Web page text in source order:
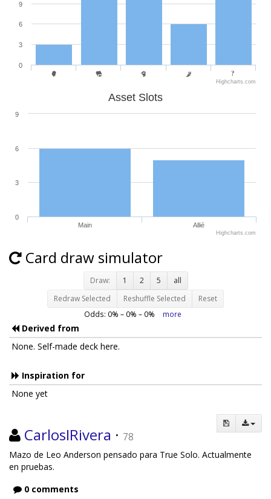
0
3
6
9
Highcharts.com
Asset Slots
0
3
6
9
Highcharts.com
Main Allié
Card draw simulator
Draw: 1 2 5
all
Redraw Selected
Reshuffle Selected Reset
Odds: 0% – 0% – 0% more
Derived from
None. Self-made deck here.
Inspiration for
None yet
CarlosIRivera · 78
Mazo de Leo Anderson pensado para True Solo. Actualmente
en pruebas.
0 comments